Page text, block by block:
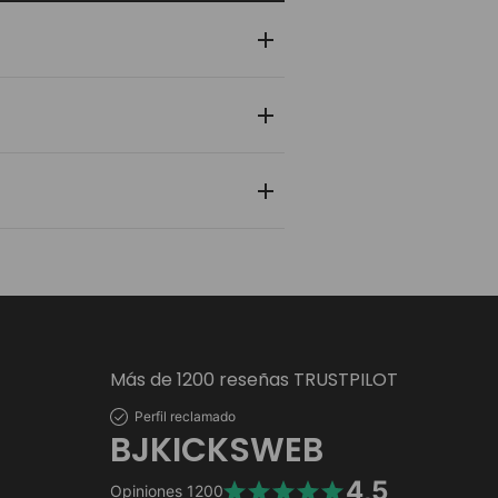
Más de 1200 reseñas TRUSTPILOT
Perfil reclamado
BJKICKSWEB
Opiniones 1200 4,5